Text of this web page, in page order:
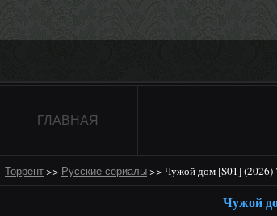
ГЛАВНАЯ
Торрент >> Русские сериалы >> Чужой дом [S01] (2026)
Чужой